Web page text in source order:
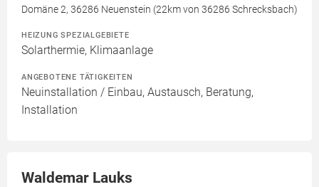
Domäne 2, 36286 Neuenstein (22km von 36286 Schrecksbach)
HEIZUNG SPEZIALGEBIETE
Solarthermie, Klimaanlage
ANGEBOTENE TÄTIGKEITEN
Neuinstallation / Einbau, Austausch, Beratung,
Installation
Waldemar Lauks